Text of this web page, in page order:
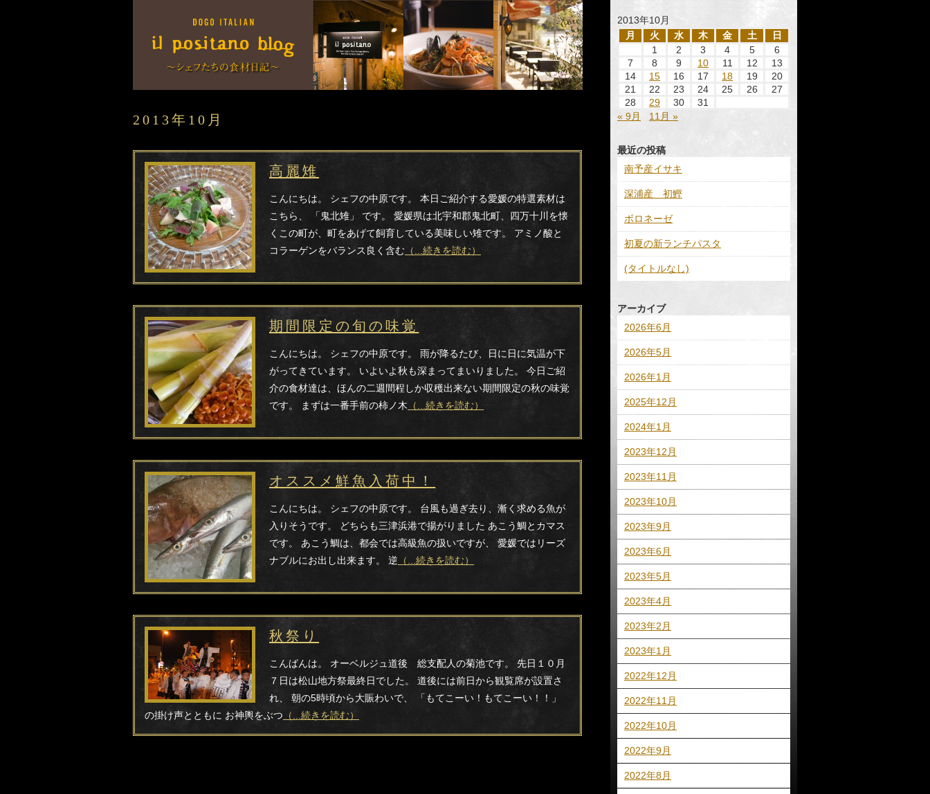
2013年10月
月
火 水 木 金 土
日
1
2 3 4 5
6
7
8 9 10 11 12
13
14
15 16 17 18 19
20
21
22 23 24 25 26
27
28
29 30
31
« 9月
11月 »
最近の投稿
南予産イサキ
深浦産 初鰹
ボロネーゼ
初夏の新ランチパスタ
(タイトルなし)
アーカイブ
2026年6月
2026年5月
2026年1月
2025年12月
2024年1月
2023年12月
2023年11月
2023年10月
2023年9月
2023年6月
2023年5月
2023年4月
2023年2月
2023年1月
2022年12月
2022年11月
2022年10月
2022年9月
2022年8月
2013年10月
高麗雉
こんにちは。 シェフの中原です。 本日ご紹介する愛媛の特選素材は
こちら、 「鬼北雉」 です。 愛媛県は北宇和郡鬼北町、四万十川を懐
くこの町が、町をあげて飼育している美味しい雉です。 アミノ酸と
コラーゲンをバランス良く含む （...続きを読む）
期間限定の旬の味覚
こんにちは。 シェフの中原です。 雨が降るたび、日に日に気温が下
がってきています。 いよいよ秋も深まってまいりました。 今日ご紹
介の食材達は、ほんの二週間程しか収穫出来ない期間限定の秋の味覚
です。 まずは一番手前の柿ノ木 （...続きを読む）
オススメ鮮魚入荷中！
こんにちは。 シェフの中原です。 台風も過ぎ去り、漸く求める魚が
入りそうです。 どちらも三津浜港で揚がりました あこう鯛とカマス
です。 あこう鯛は、都会では高級魚の扱いですが、 愛媛ではリーズ
ナブルにお出し出来ます。 逆 （...続きを読む）
秋祭り
こんばんは。 オーベルジュ道後 総支配人の菊池です。 先日１０月
７日は松山地方祭最終日でした。 道後には前日から観覧席が設置さ
れ、 朝の5時頃から大賑わいで、 「もてこーい！もてこーい！！」
の掛け声とともに お神輿をぶつ （...続きを読む）